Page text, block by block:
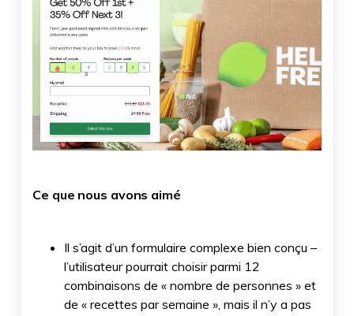
Ce que nous avons aimé
Il s’agit d’un formulaire complexe bien conçu –
l’utilisateur pourrait choisir parmi 12
combinaisons de « nombre de personnes » et
de « recettes par semaine », mais il n’y a pas